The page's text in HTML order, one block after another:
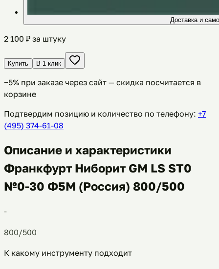
Доставка и
2 100 ₽ за штуку
Купить В 1 клик
−5% при заказе через сайт — скидка посчитается в
корзине
Подтвердим позицию и количество по телефону: +7
(495) 374-61-08
Описание и характеристики
Франкфурт Ниборит GM LS ST0
№0-30 Ф5М (Россия) 800/500
-
800/500
К какому инструменту подходит